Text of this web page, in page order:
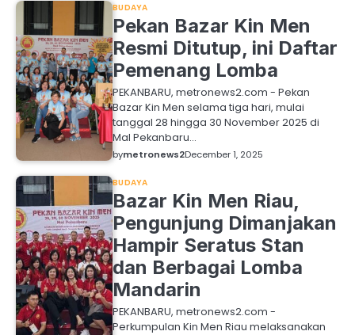
BUDAYA
Pekan Bazar Kin Men
Resmi Ditutup, ini Daftar
Pemenang Lomba
PEKANBARU, metronews2.com - Pekan
Bazar Kin Men selama tiga hari, mulai
tanggal 28 hingga 30 November 2025 di
Mal Pekanbaru…
bymetronews2December 1, 2025
BUDAYA
Bazar Kin Men Riau,
Pengunjung Dimanjakan
Hampir Seratus Stan
dan Berbagai Lomba
Mandarin
PEKANBARU, metronews2.com -
Perkumpulan Kin Men Riau melaksanakan